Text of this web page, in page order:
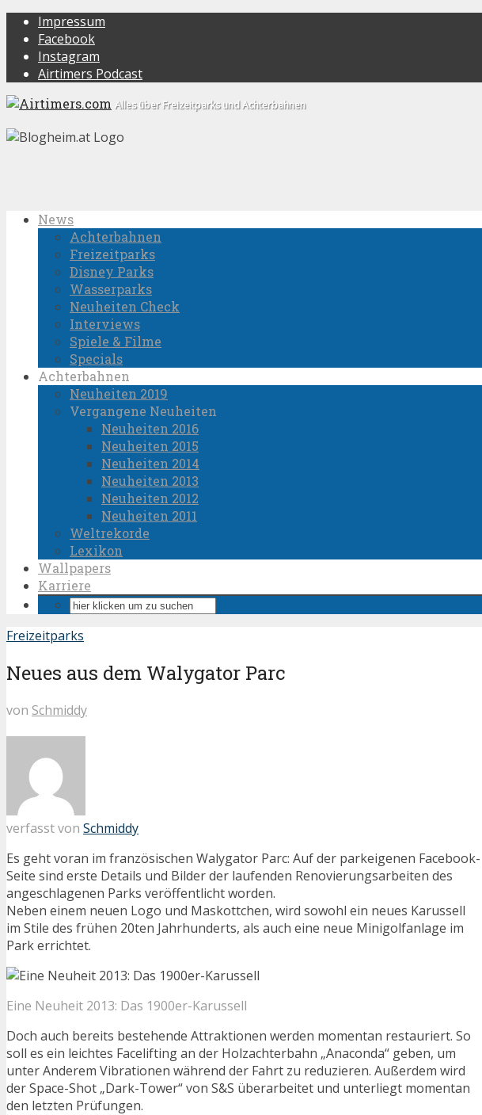
Impressum
Facebook
Instagram
Airtimers Podcast
Alles über Freizeitparks und Achterbahnen
News
Achterbahnen
Freizeitparks
Disney Parks
Wasserparks
Neuheiten Check
Interviews
Spiele & Filme
Specials
Achterbahnen
Neuheiten 2019
Vergangene Neuheiten
Neuheiten 2016
Neuheiten 2015
Neuheiten 2014
Neuheiten 2013
Neuheiten 2012
Neuheiten 2011
Weltrekorde
Lexikon
Wallpapers
Karriere
Freizeitparks
Neues aus dem Walygator Parc
von Schmiddy
verfasst von Schmiddy
Es geht voran im französischen Walygator Parc: Auf der parkeigenen Facebook-
Seite sind erste Details und Bilder der laufenden Renovierungsarbeiten des
angeschlagenen Parks veröffentlicht worden.
Neben einem neuen Logo und Maskottchen, wird sowohl ein neues Karussell
im Stile des frühen 20ten Jahrhunderts, als auch eine neue Minigolfanlage im
Park errichtet.
Eine Neuheit 2013: Das 1900er-Karussell
Doch auch bereits bestehende Attraktionen werden momentan restauriert. So
soll es ein leichtes Facelifting an der Holzachterbahn „Anaconda“ geben, um
unter Anderem Vibrationen während der Fahrt zu reduzieren. Außerdem wird
der Space-Shot „Dark-Tower“ von S&S überarbeitet und unterliegt momentan
den letzten Prüfungen.